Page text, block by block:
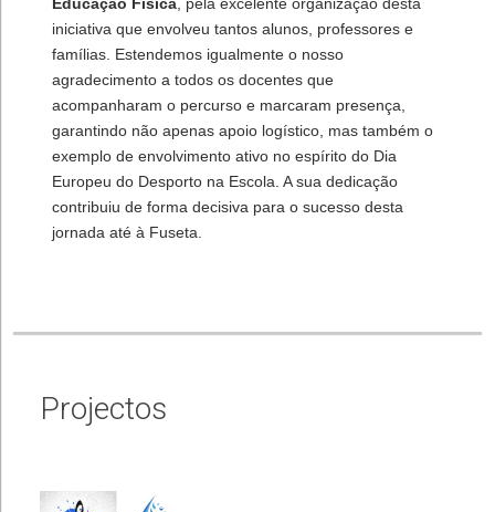
iniciativa que envolveu tantos alunos, professores e
famílias. Estendemos igualmente o nosso
agradecimento a todos os docentes que
acompanharam o percurso e marcaram presença,
garantindo não apenas apoio logístico, mas também o
exemplo de envolvimento ativo no espírito do Dia
Europeu do Desporto na Escola. A sua dedicação
contribuiu de forma decisiva para o sucesso desta
jornada até à Fuseta.
Projectos